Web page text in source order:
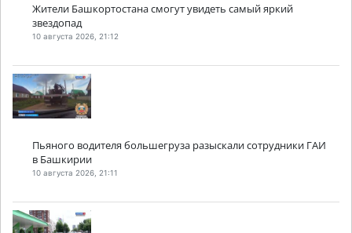
Жители Башкортостана смогут увидеть самый яркий
звездопад
10 августа 2026, 21:12
Пьяного водителя большегруза разыскали сотрудники ГАИ
в Башкирии
10 августа 2026, 21:11